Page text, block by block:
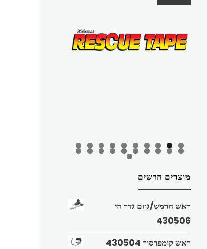
מוצרים חדשים
ראש חרמש/גוזם גדר חי
430506
ראש קומפרסור 430504